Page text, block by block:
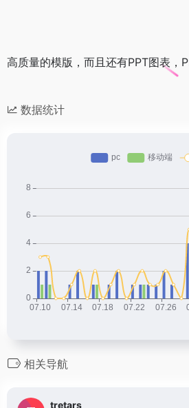
高质量的模版，而且还有PPT图表，
数据统计
相关导航
tretars